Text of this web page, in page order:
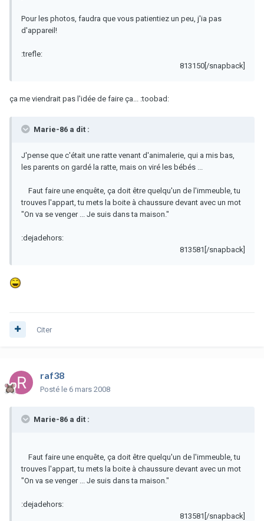
Pour les photos, faudra que vous patientiez un peu, j'ia pas
d'appareil!
:trefle:
813150[/snapback]
ça me viendrait pas l'idée de faire ça... :toobad:
Marie-86 a dit :
J'pense que c'était une ratte venant d'animalerie, qui a mis bas,
les parents on gardé la ratte, mais on viré les bébés ...
Faut faire une enquête, ça doit être quelqu'un de l'immeuble, tu
trouves l'appart, tu mets la boite à chaussure devant avec un mot
"On va se venger ... Je suis dans ta maison."
:dejadehors:
813581[/snapback]
Citer
raf38
Posté le 6 mars 2008
Marie-86 a dit :
Faut faire une enquête, ça doit être quelqu'un de l'immeuble, tu
trouves l'appart, tu mets la boite à chaussure devant avec un mot
"On va se venger ... Je suis dans ta maison."
:dejadehors:
813581[/snapback]